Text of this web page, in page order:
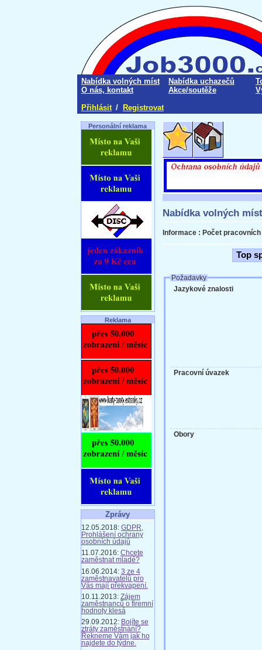
Nabídka volných míst Nabídka uchazečů
O nás, kontakt
Akce/soutěže
Přihlásit / Registrovat
Personální reklama
Reklama
Zprávy
12.05.2018: GDPR,
Prohlášení ochrany
osobních údajů
11.07.2016: Chcete
zaměstnat mladé?
16.06.2014: 3 ze 4
zaměstnavatelů pro
Vás mají překvapení.
10.11.2013: Zájem
zaměstnanců o firemní
hodnoty klesá
29.09.2012: Bojíte se
ztráty zaměstnání?
Řekneme Vám jak ho
najdete do týdne.
Nabídka volných míst
Informace : Počet pracovních
Top
Požadavky
Jazykové znalosti
Pracovní úvazek
Obory